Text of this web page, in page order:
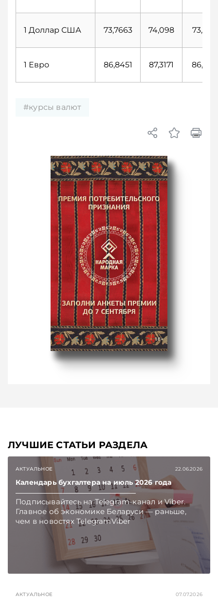
1 Доллар США 73,7663 74,098
1 Евро 86,8451 87,3171
#курсы валют
ЛУЧШИЕ СТАТЬИ РАЗДЕЛА
АКТУАЛЬНОЕ 22.06.2026
Календарь бухгалтера на июль 2026 года
Подписывайтесь на Telegram‑канал и Viber.
Главное об экономике Беларуси — раньше,
чем в новостях TelegramViber
АКТУАЛЬНОЕ 07.07.2026